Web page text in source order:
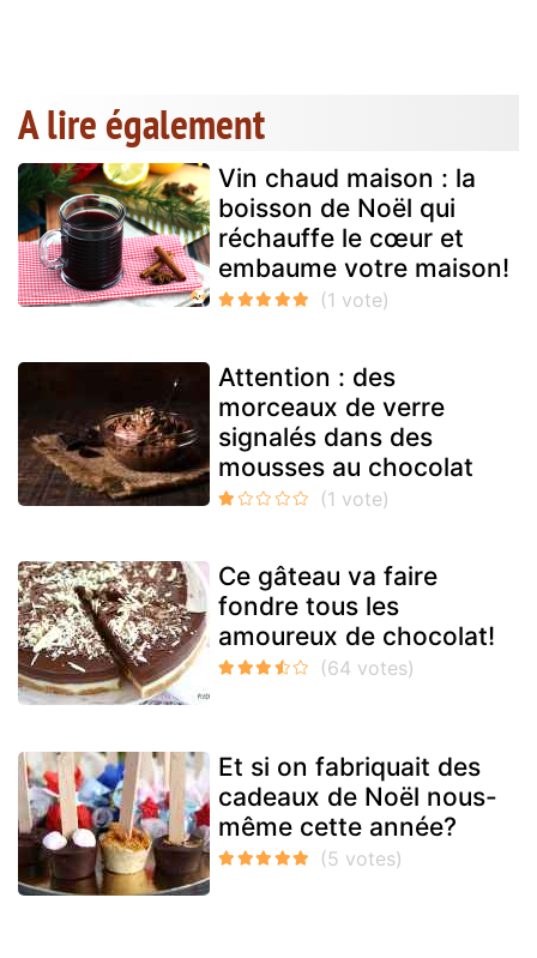
A lire également
Vin chaud maison : la
boisson de Noël qui
réchauffe le cœur et
embaume votre maison!
Attention : des
morceaux de verre
signalés dans des
mousses au chocolat
Ce gâteau va faire
fondre tous les
amoureux de chocolat!
Et si on fabriquait des
cadeaux de Noël nous-
même cette année?